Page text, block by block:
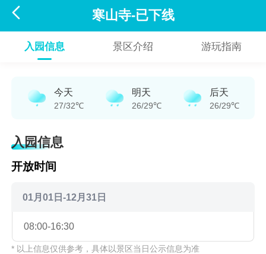
 寒山寺-已下线
入园信息 景区介绍 游玩指南
今天
27/32℃
明天
26/29℃
后天
26/29℃
入园信息
开放时间
01月01日-12月31日
08:00-16:30
* 以上信息仅供参考，具体以景区当日公示信息为准